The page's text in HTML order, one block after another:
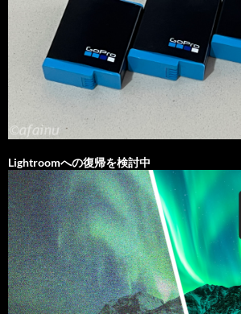
Lightroomへの復帰を検討中